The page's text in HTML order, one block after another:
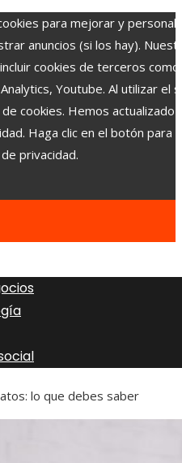
para mejorar y
anuncios (si los hay).
cookies de terceros como
Youtube. Al utilizar el
cookies. Hemos actualizado
Haga clic en el botón para
privacidad.
lo que debes saber